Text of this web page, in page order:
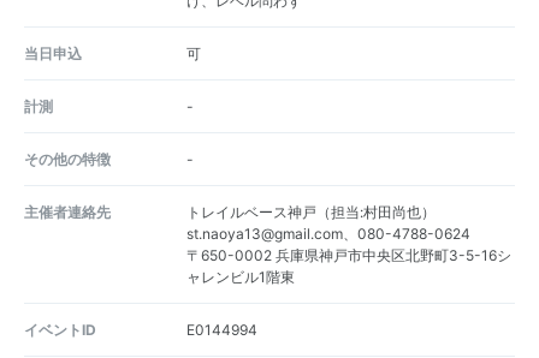
当日申込 可
計測 -
その他の特徴 -
主催者連絡先
トレイルベース神戸（担当:村田尚也）
st.naoya13@gmail.com、080-4788-0624
〒650-0002 兵庫県神戸市中央区北野町3-5-16シ
ャレンビル1階東
イベントID E0144994